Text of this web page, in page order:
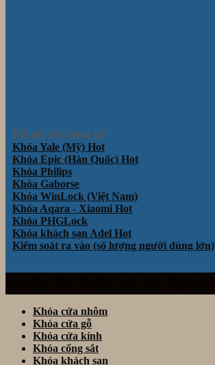
Kết nối với chúng tôi
Khóa Yale (Mỹ)
Khóa Epic (Hàn Quốc)
Khóa Philips
Khóa Gaborse
Khóa WinLock (Việt Nam)
Khóa Aqara - Xiaomi
Khóa PHGLock
Khóa khách sạn Adel
Kiểm soát ra vào (số lượng người dùng lớn)
Khóa cửa nhôm
Khóa cửa gỗ
Khóa cửa kính
Khóa cổng sắt
Khóa khách sạn